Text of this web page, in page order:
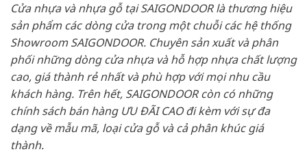
Cửa nhựa và nhựa gỗ tại SAIGONDOOR là thương hiệu
sản phẩm các dòng cửa trong một chuỗi các hệ thống
Showroom SAIGONDOOR. Chuyên sản xuất và phân
phối những dòng cửa nhựa và hỗ hợp nhựa chất lượng
cao, giá thành rẻ nhất và phù hợp với mọi nhu cầu
khách hàng. Trên hết, SAIGONDOOR còn có những
chính sách bán hàng ƯU ĐÃI CAO đi kèm với sự đa
dạng về mẫu mã, loại cửa gỗ và cả phân khúc giá
thành.